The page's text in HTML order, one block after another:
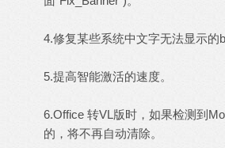
4.修复某些系统中文字无法显示的
5.提高智能激活的速度。
6.Office 转VL版时，如果检测到
的，将不再自动清除。